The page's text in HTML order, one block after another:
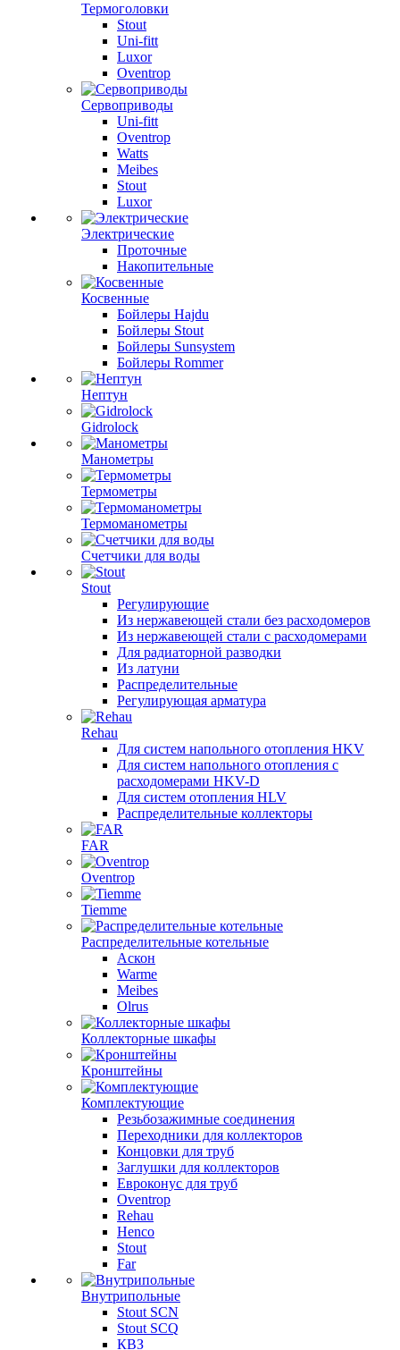
Термоголовки
Stout
Uni-fitt
Luxor
Oventrop
Сервоприводы
Uni-fitt
Oventrop
Watts
Meibes
Stout
Luxor
Электрические
Проточные
Накопительные
Косвенные
Бойлеры Hajdu
Бойлеры Stout
Бойлеры Sunsystem
Бойлеры Rommer
Нептун
Gidrolock
Манометры
Термометры
Термоманометры
Счетчики для воды
Stout
Регулирующие
Из нержавеющей стали без расходомеров
Из нержавеющей стали с расходомерами
Для радиаторной разводки
Из латуни
Распределительные
Регулирующая арматура
Rehau
Для систем напольного отопления HKV
Для систем напольного отопления с
расходомерами HKV-D
Для систем отопления HLV
Распределительные коллекторы
FAR
Oventrop
Tiemme
Распределительные котельные
Аскон
Warme
Meibes
Olrus
Коллекторные шкафы
Кронштейны
Комплектующие
Резьбозажимные соединения
Переходники для коллекторов
Концовки для труб
Заглушки для коллекторов
Евроконус для труб
Oventrop
Rehau
Henco
Stout
Far
Внутрипольные
Stout SCN
Stout SCQ
КВЗ